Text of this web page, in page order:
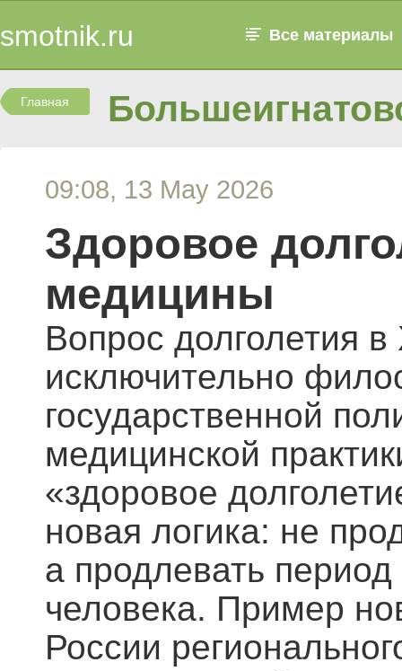
smotnik.ru Все материалы
Главная
09:08, 13 May 2026
Здоровое
медицины
Вопрос долголетия
исключительно
государственной
медицинской
«здоровое
новая логика: не
а продлевать
человека. Пример
России